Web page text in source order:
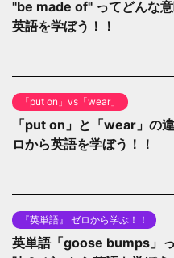
"be made of" ってどんな
英語を学ぼう！！
「put on」vs「wear」
「put on」と「wear」の
ロから英語を学ぼう！！
『英単語』 ゼロから学ぶ！！
英単語「goose bumps」